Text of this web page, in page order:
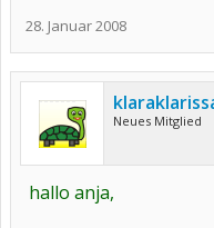
28. Januar 2008
Neues Mitglied
hallo anja,